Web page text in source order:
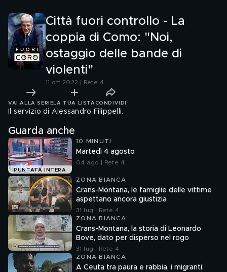
Città fuori controllo - La
coppia di Como: "Noi,
ostaggio delle bande di
violenti"
11 ott 2022 | Rete 4
VAI ALLA SERIE LA TUA LISTA CONDIVIDI
Il servizio di Alessandro Filippelli.
Guarda anche
PUNTATA INTERA
10 MINUTI
Martedì 4 agosto
04 ago | Rete 4
ZONA BIANCA
Crans-Montana, le famiglie delle vittime
aspettano ancora giustizia
31 lug | Rete 4
ZONA BIANCA
Crans-Montana, la storia di Leonardo
Bove, dato per disperso nel rogo
31 lug | Rete 4
ZONA BIANCA
A Ceuta tra paura e rabbia, i migranti: